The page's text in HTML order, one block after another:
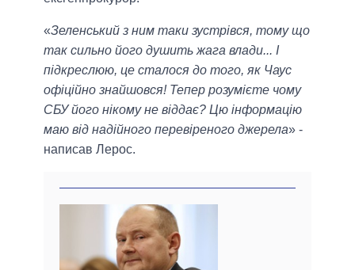
«Зеленський з ним таки зустрівся, тому що
так сильно його душить жага влади... І
підкреслюю, це сталося до того, як Чаус
офіційно знайшовся! Тепер розумієте чому
СБУ його нікому не віддає? Цю інформацію
маю від надійного перевіреного джерела» -
написав Лерос.